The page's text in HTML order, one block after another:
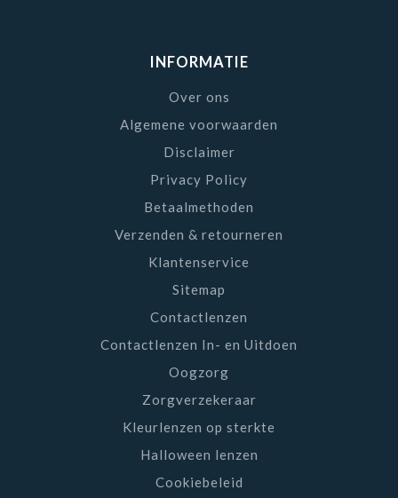
INFORMATIE
Over ons
Algemene voorwaarden
Disclaimer
Privacy Policy
Betaalmethoden
Verzenden & retourneren
Klantenservice
Sitemap
Contactlenzen
Contactlenzen In- en Uitdoen
Oogzorg
Zorgverzekeraar
Kleurlenzen op sterkte
Halloween lenzen
Cookiebeleid